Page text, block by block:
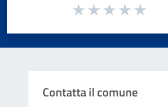
Valuta da 1 a 5 stelle la pagina
Contatta il comune